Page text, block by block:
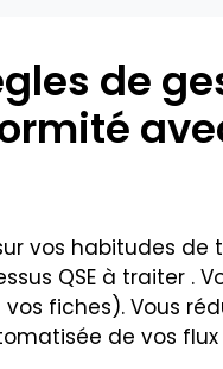
de
vos habitudes de
QSE à traiter .
fiches). Vous
de vos flux